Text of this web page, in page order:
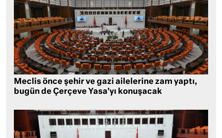
Meclis önce şehir ve gazi ailelerine zam yaptı,
bugün de Çerçeve Yasa’yı konuşacak